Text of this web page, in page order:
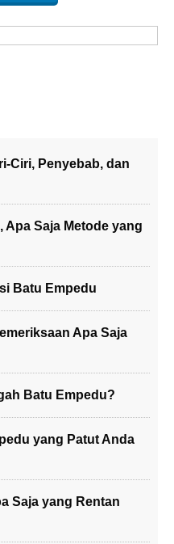
Ciri, Penyebab, dan
Apa Saja Metode yang
Batu Empedu
Apa Saja
Batu Empedu?
yang Patut Anda
Saja yang Rentan